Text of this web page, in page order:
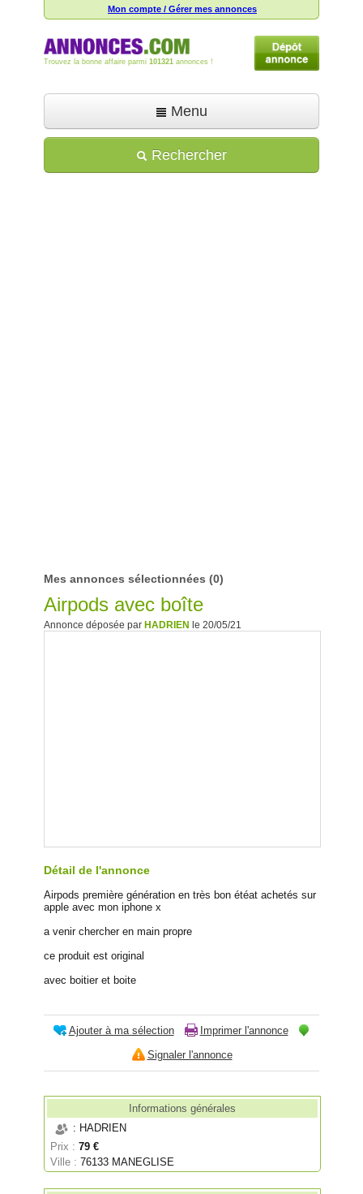
Mon compte / Gérer mes annonces
Trouvez la bonne affaire parmi 101321 annonces !
Menu
Déposer une annonce
Rechercher
Mes annonces sélectionnées (0)
Airpods avec boîte
Annonce déposée par HADRIEN le 20/05/21
Détail de l'annonce
Airpods première génération en très bon étéat achetés sur
apple avec mon iphone x
a venir chercher en main propre
ce produit est original
avec boitier et boite
Ajouter à ma sélection
Imprimer l'annonce
Signaler l'annonce
Informations générales
: HADRIEN
Prix : 79 €
Ville :76133 MANEGLISE